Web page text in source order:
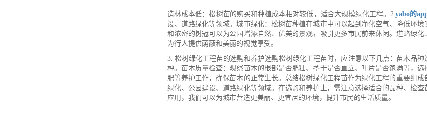
造林成本低：松树苗的购买和种植成本相对较低，适合大规模绿化工程。2.yabo的
设、道路绿化等领域。城市绿化：松树苗种植在城市中可以起到净化空气、降低环
和浓密的树冠可以为公园增添自然、优美的景观，吸引更多市民前来休闲。道路绿
为行人提供荫蔽和美丽的视觉享受。
3. 松树绿化工程苗的选购和养护选购松树绿化工程苗时，应注意以下几点：苗木品
种。苗木质量检查：观察苗木的根部是否肥壮、茎干是否直立、叶片是否饱满等，
肥等养护工作，确保苗木的正常生长。总结松树绿化工程苗作为绿化工程的重要组
绿化、公园建设、道路绿化等领域。在选购和养护上，需注意选择适合的品种、检
应用，我们可以为城市营造更美丽、更宜居的环境，提升市民的生活质量。